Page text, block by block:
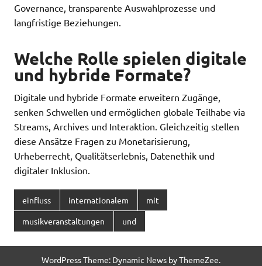
Governance, transparente Auswahlprozesse und
langfristige Beziehungen.
Welche Rolle spielen digitale
und hybride Formate?
Digitale und hybride Formate erweitern Zugänge,
senken Schwellen und ermöglichen globale Teilhabe via
Streams, Archives und Interaktion. Gleichzeitig stellen
diese Ansätze Fragen zu Monetarisierung,
Urheberrecht, Qualitätserlebnis, Datenethik und
digitaler Inklusion.
einfluss internationalem mit
musikveranstaltungen und
WordPress Theme: Dynamic News by ThemeZee.